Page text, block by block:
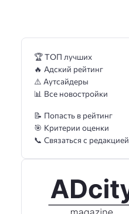
🏆 ТОП лучших
🔥 Адский рейтинг
⚠️ Аутсайдеры
📊 Все новостройки
📝 Попасть в рейтинг
🎯 Критерии оценки
📞 Связаться с редакцией